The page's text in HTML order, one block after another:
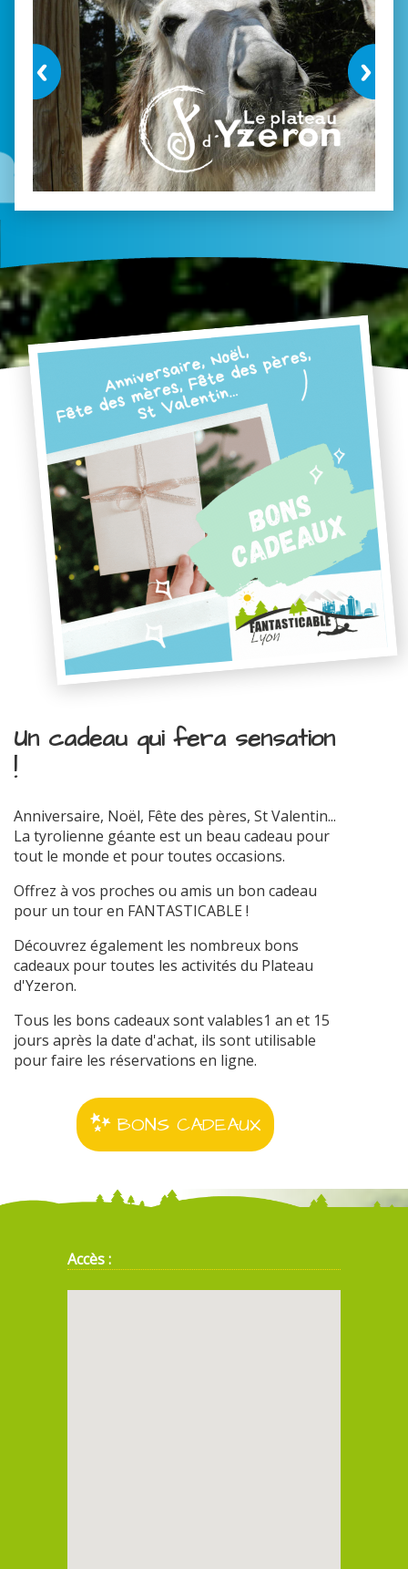
Un cadeau qui fera sensation
!
Anniversaire, Noël, Fête des pères, St Valentin...
La tyrolienne géante est un beau cadeau pour
tout le monde et pour toutes occasions.
Offrez à vos proches ou amis un bon cadeau
pour un tour en FANTASTICABLE !
Découvrez également les nombreux bons
cadeaux pour toutes les activités du Plateau
d'Yzeron.
Tous les bons cadeaux sont valables1 an et 15
jours après la date d'achat, ils sont utilisable
pour faire les réservations en ligne.
BONS CADEAUX
Accès :